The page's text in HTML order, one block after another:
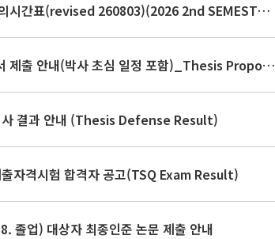
2026학년도 2학기 보건대학원 강의시간표(revised 260803)(2026 2nd SEMESTER SNU GSPH TIMETABLE)
2026학년도 2학기 논문작성계획서 제출 안내(박사 초심 일정 포함)_Thesis Proposal
사 결과 안내 (Thesis Defense Result)
자격시험 합격자 공고(TSQ Exam Result)
졸업) 대상자 최종인준 논문 제출 안내